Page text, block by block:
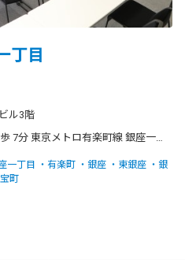
丁目
ル3階
と、すぐ右手に当施設があります。（徒歩１分） ●東京メトロ銀座線、丸の内線をご利用の場合 「銀座」駅「A13」出口を出て直進。「銀座一丁目」交差点を右折し200mほど直進すると右手に当施設があります。（徒歩4分） ●東京メトロ日比谷線をご利用の場合 「東銀座」駅「A2」出口を出てすぐの角を右折。そのまま400mほど直進すると右手に当施設があります。（徒歩5分） ●都営浅草線をご利用の場合 「宝町」駅「A3」出口を出てすぐの角を右折。1つめの交差点を左折し、300mほど直進すると左手に当施設があります。（徒歩5分）
一丁目 有楽町 銀座 東銀座
銀
宝町